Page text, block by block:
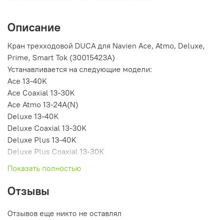
Описание
Кран трехходовой DUCA для Navien Ace, Atmo, Deluxe,
Prime, Smart Tok (30015423A)
Устанавливается на следующие модели:
Ace 13-40K
Ace Coaxial 13-30K
Ace Atmo 13-24A(N)
Deluxe 13-40K
Deluxe Coaxial 13-30K
Deluxe Plus 13-40K
Deluxe Plus Coaxial 13-30K
Prime Coaxial 13-35K
Показать полностью
Отзывы
Отзывов еще никто не оставлял